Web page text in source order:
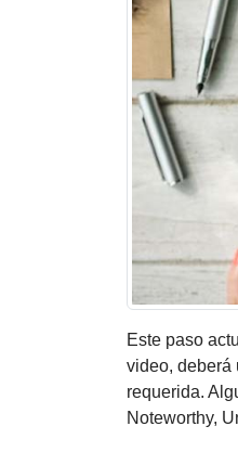
Este paso
video, deberá
requerida.
Noteworthy,